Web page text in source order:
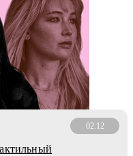
02.12